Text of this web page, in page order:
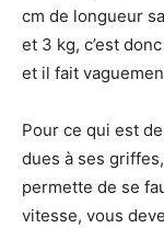
cm de longueur
et 3 kg, c’est
et il fait
Pour ce qui est
dues à ses
permette de se
vitesse, vous